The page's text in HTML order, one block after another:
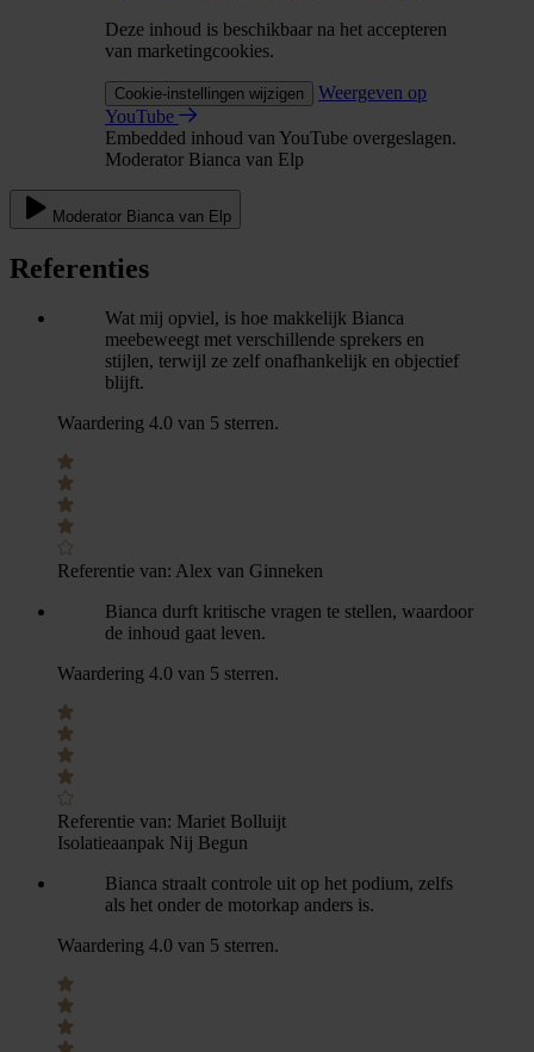
Deze inhoud is beschikbaar na het accepteren
van marketingcookies.
Cookie-instellingen wijzigen
Weergeven op
YouTube
Embedded inhoud van YouTube overgeslagen.
Moderator Bianca van Elp
Moderator Bianca van Elp
Referenties
Wat mij opviel, is hoe makkelijk Bianca
meebeweegt met verschillende sprekers en
stijlen, terwijl ze zelf onafhankelijk en objectief
blijft.
Waardering 4.0 van 5 sterren.
Referentie van: Alex van Ginneken
Bianca durft kritische vragen te stellen, waardoor
de inhoud gaat leven.
Waardering 4.0 van 5 sterren.
Referentie van: Mariet Bolluijt
Isolatieaanpak Nij Begun
Bianca straalt controle uit op het podium, zelfs
als het onder de motorkap anders is.
Waardering 4.0 van 5 sterren.